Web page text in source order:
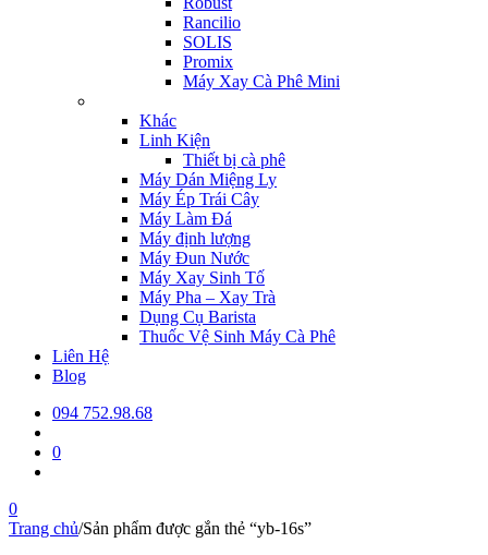
Rancilio
SOLIS
Promix
Máy Xay Cà Phê Mini
Khác
Linh Kiện
Thiết bị cà phê
Máy Dán Miệng Ly
Máy Ép Trái Cây
Máy Làm Đá
Máy định lượng
Máy Đun Nước
Máy Xay Sinh Tố
Máy Pha – Xay Trà
Dụng Cụ Barista
Thuốc Vệ Sinh Máy Cà Phê
Liên Hệ
Blog
094 752.98.68
0
0
Trang chủ/Sản phẩm được gắn thẻ “yb-16s”